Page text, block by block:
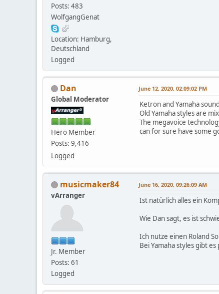
Posts: 483
WolfgangGenat
Location: Hamburg,
Deutschland
Logged
Dan
Global Moderator
Hero Member
Posts: 9,416
Logged
June 12, 2020, 02:09:02 PM
Ketron and Yamaha
Old Yamaha styles are
The megavoice
can for sure have some
musicmaker84
vArranger
Jr. Member
Posts: 61
Logged
June 16, 2020, 09:26:09 AM
Ist natürlich alles ein
Wie Dan sagt, es ist
Ich nutze einen Roland
Bei Yamaha styles gibt